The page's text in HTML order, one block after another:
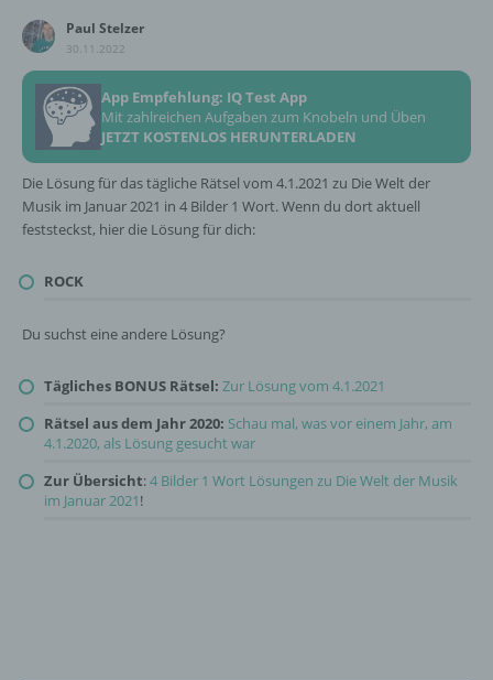
Paul Stelzer
30.11.2022
App Empfehlung: IQ Test App
Mit zahlreichen Aufgaben zum Knobeln und Üben
JETZT KOSTENLOS HERUNTERLADEN
Die Lösung für das tägliche Rätsel vom 4.1.2021 zu Die Welt der
Musik im Januar 2021 in 4 Bilder 1 Wort. Wenn du dort aktuell
feststeckst, hier die Lösung für dich:
ROCK
Du suchst eine andere Lösung?
Tägliches BONUS Rätsel: Zur Lösung vom 4.1.2021
Rätsel aus dem Jahr 2020: Schau mal, was vor einem Jahr, am
4.1.2020, als Lösung gesucht war
Zur Übersicht:4 Bilder 1 Wort Lösungen zu Die Welt der Musik
im Januar 2021!